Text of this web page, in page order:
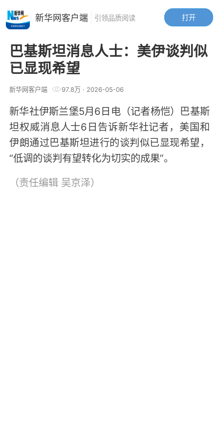
巴基斯坦消息人士：美伊谈判似
已显现希望
新华网客户端 97.8万· 2026-05-06
新华社伊斯兰堡5月6日电（记者杨恺）巴基斯
坦权威消息人士6日告诉新华社记者，美国和
伊朗通过巴基斯坦进行的谈判似已显现希望，
“低调的谈判有望转化为切实的成果”。
（责任编辑 吴京泽）
打开
新华网客户端 引领品质阅读